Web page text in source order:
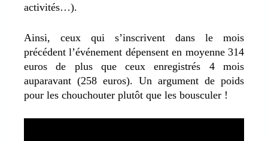
activités…).
Ainsi, ceux qui s’inscrivent dans le mois
précédent l’événement dépensent en moyenne 314
euros de plus que ceux enregistrés 4 mois
auparavant (258 euros). Un argument de poids
pour les chouchouter plutôt que les bousculer !